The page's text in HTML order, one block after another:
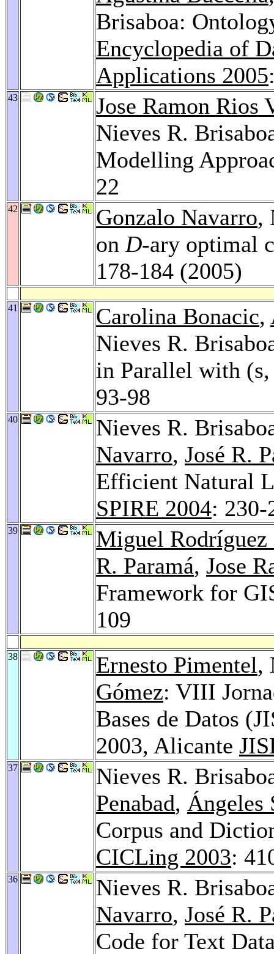
Brisaboa:
Encyclopedia of
Applications 2005
43
Jose Ramon Rios
Nieves R.
Modelling
22
42 Gonzalo Navarro,
on D-ary optimal
178-184 (2005)
41 Carolina Bonacic,
Nieves R.
in Parallel with
93-98
40
Nieves R.
Navarro, José R.
Efficient Natural
SPIRE 2004: 230-
39
Miguel Rodríguez
R. Paramá, Jose
Framework for
109
38 Ernesto Pimentel,
Gómez: VIII
Bases de Datos
2003, Alicante
37
Nieves R.
Penabad, Ángeles
Corpus and
CICLing 2003:
36
Nieves R.
Navarro, José R.
Code for Text